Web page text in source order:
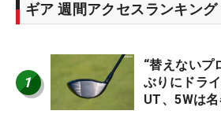
ギア 週間アクセスランキング
1
“替えないプ
ぶりにドラ
UT、5Wは